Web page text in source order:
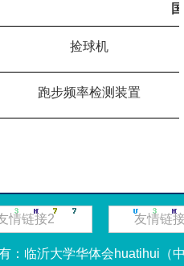
捡球机
跑步频率检测装置
情链接2 友情链
：临沂大学华体会huatihui（